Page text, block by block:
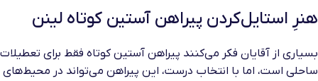
هنرِ استایل‌کردن پیراهن آستین کوتاه لینن
بسیاری از آقایان فکر می‌کنند پیراهن آستین کوتاه فقط برای تعطیلات
ساحلی است، اما با انتخاب درست، این پیراهن می‌تواند در محیط‌های